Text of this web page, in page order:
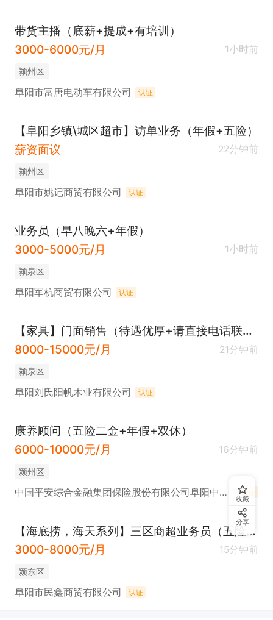
带货主播（底薪+提成+有培训）
3000-6000元/月
1小时前
颍州区
阜阳市富唐电动车有限公司 认证
【阜阳乡镇\城区超市】访单业务（年假+五险）
薪资面议
22分钟前
颍州区
阜阳市姚记商贸有限公司 认证
业务员（早八晚六+年假）
3000-5000元/月
1小时前
颍泉区
阜阳军杭商贸有限公司 认证
【家具】门面销售（待遇优厚+请直接电话联系）
8000-15000元/月
21分钟前
颍泉区
阜阳刘氏阳帆木业有限公司 认证
康养顾问（五险二金+年假+双休）
6000-10000元/月
16分钟前
颍州区
中国平安综合金融集团保险股份有限公司阜阳中心支公司 认证
【海底捞，海天系列】三区商超业务员（五险+提成）
3000-8000元/月
15分钟前
颍东区
阜阳市民鑫商贸有限公司 认证
收藏
分享